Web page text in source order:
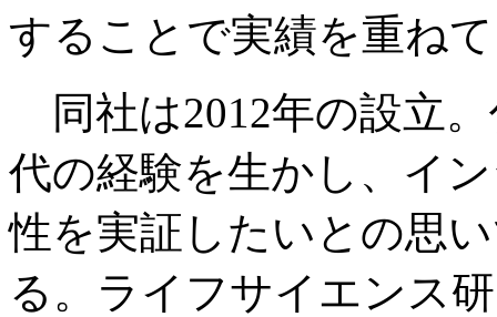
することで実績を重ね
同社は2012年の設立
代の経験を生かし、イ
性を実証したいとの思
る。ライフサイエンス